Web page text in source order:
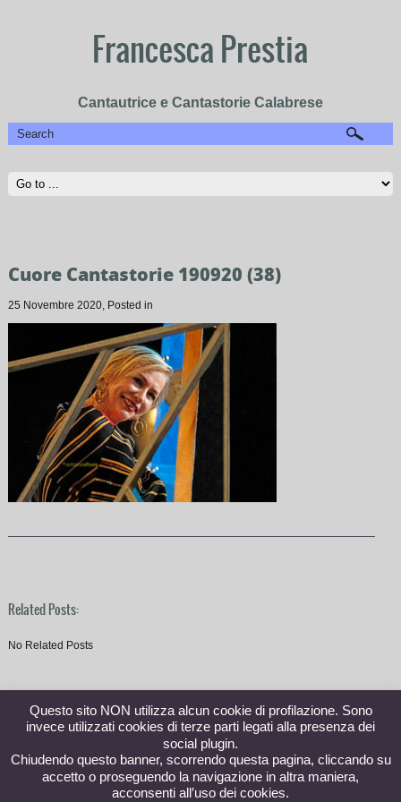
Francesca Prestia
Cantautrice e Cantastorie Calabrese
Cuore Cantastorie 190920 (38)
25 Novembre 2020, Posted in
Related Posts:
No Related Posts
Questo sito NON utilizza alcun cookie di profilazione. Sono
invece utilizzati cookies di terze parti legati alla presenza dei
social plugin.
Chiudendo questo banner, scorrendo questa pagina, cliccando su
accetto o proseguendo la navigazione in altra maniera,
acconsenti all′uso dei cookies.